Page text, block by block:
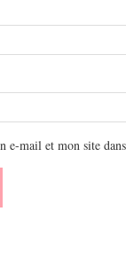
e-mail et mon site